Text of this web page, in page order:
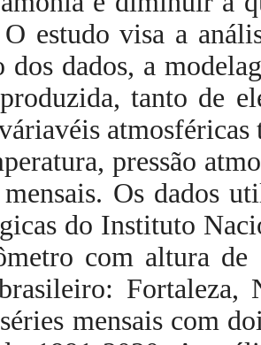
estudo visa a
dos dados, a
tanto de
atmosféricas
pressão
mensais. Os dados
do Instituto
com altura de
Fortaleza,
mensais com